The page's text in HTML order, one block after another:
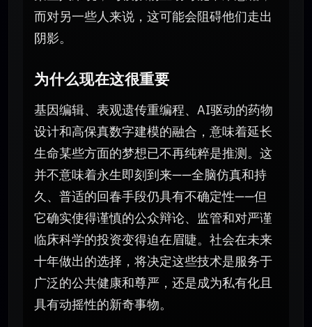
而对另一些人来说，这可能会阻碍他们走出
阴影。
为什么现在这很重要
基因编辑、表观遗传重编程、AI驱动的药物
设计和高保真数字建模的融合，意味着延长
生命某些方面的梦想已不再纯粹是推测。这
并不意味着永生即刻到来——全脑仿真和持
久、普适的回春手段仍具有不确定性——但
它确实使得谨慎的公众辩论、监管和对严谨
临床科学的投资变得迫在眉睫。社会在未来
十年做出的选择，将决定这些技术是服务于
广泛的公共健康和尊严，还是成为私有化且
具有动摇性的新奇事物。